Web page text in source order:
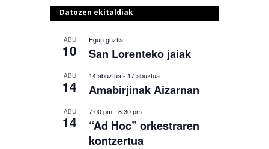
Datozen ekitaldiak
ABU
10
Egun guztia
San Lorenteko jaiak
ABU
14
14 abuztua- 17 abuztua
Amabirjinak Aizarnan
ABU
14
7:00 pm- 8:30 pm
“Ad Hoc” orkestraren
kontzertua